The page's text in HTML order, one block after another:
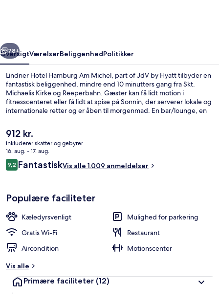
of
JdV
by
Hyatt
Næste
78+
OversigtVærelserBeliggenhedPolitikker
Lindner Hotel Hamburg Am Michel, part of JdV by Hyatt tilbyder en
fantastisk beliggenhed, mindre end 10 minutters gang fra Skt.
Michaelis Kirke og Reeperbahn. Gæster kan få lidt motion i
fitnesscenteret eller få lidt at spise på Sonnin, der serverer lokale og
internationale retter og er åben til morgenmad. En bar/lounge, en
luksusfaciliteter. Rejsende kan godt lide stedets hjælpsomme
personale og bar. Offentlig transport ligger kun en kort gåtur væk:
St. Pauli U-Bahn-station ligger 8 minutter væk og Stadthausbrücke
S-Bahn-station ligger 9 minutter derfra.
Den
nuværende
pris
er
912 kr.
912 kr.
inkluderer skatter og gebyrer
16. aug. - 17. aug.
Anmeldelser
9,29,2 ud af 10.
FantastiskVis alle 1.009 anmeldelser
Populære faciliteter
Kæledyrsvenligt
Mulighed for parkering
Gratis Wi-Fi
Restaurant
Aircondition
Motionscenter
Vis alle
Primære faciliteter (12)